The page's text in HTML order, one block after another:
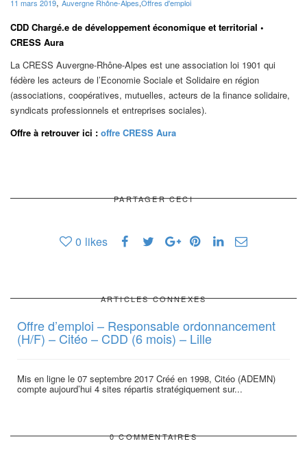
11 mars 2019 Auvergne Rhône-Alpes,Offres d'emploi
CDD Chargé.e de développement économique et territorial •
CRESS Aura
La CRESS Auvergne-Rhône-Alpes est une association loi 1901 qui
fédère les acteurs de l’Economie Sociale et Solidaire en région
(associations, coopératives, mutuelles, acteurs de la finance solidaire,
syndicats professionnels et entreprises sociales).
Offre à retrouver ici : offre CRESS Aura
PARTAGER CECI
0 likes
ARTICLES CONNEXES
Offre d’emploi – Responsable ordonnancement
(H/F) – Citéo – CDD (6 mois) – Lille
Mis en ligne le 07 septembre 2017 Créé en 1998, Citéo (ADEMN)
compte aujourd’hui 4 sites répartis stratégiquement sur...
0 COMMENTAIRES